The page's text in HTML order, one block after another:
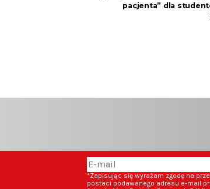
pacjenta” dla
*Zapisując się wyrażam zgodę na
postaci podawanego adresu e-mail